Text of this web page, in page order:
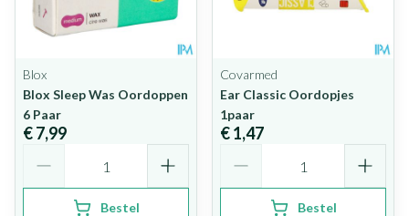
Blox
Blox Sleep Was Oordoppen
6 Paar
€ 7,99
Bestel
Covarmed
Ear Classic Oordopjes
1paar
€ 1,47
Bestel